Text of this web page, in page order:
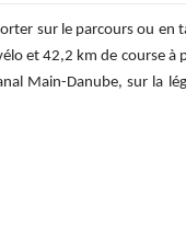
sur le parcours ou en
et 42,2 km de course à
Main-Danube, sur la